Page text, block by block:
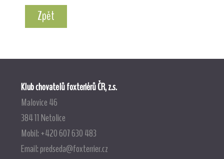
Zpět
Klub chovatelů foxteriérů ČR, z.s.
Malovice 46
384 11 Netolice
Mobil: +420 607 630 483
Email:predseda@foxterrier.cz